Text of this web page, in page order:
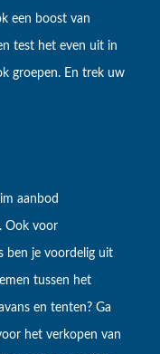
een boost van
test het even uit in
groepen. En trek uw
aanbod
Ook voor
ben je voordelig uit
tussen het
en tenten? Ga
het verkopen van